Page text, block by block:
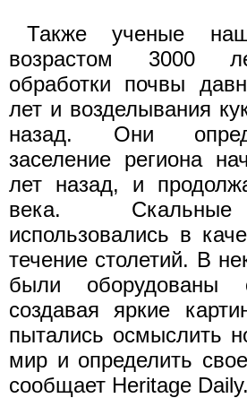
Также ученые
возрастом 3000
обработки почвы
лет и возделывания
назад. Они
заселение региона
лет назад, и
века.
использовались в
течение столетий. В
были оборудованы
создавая яркие
пытались осмыслить
мир и определить
сообщает Heritage Daily.